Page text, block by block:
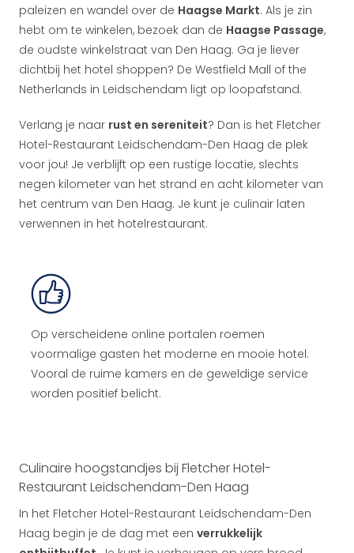
paleizen en wandel over de Haagse Markt. Als je zin
hebt om te winkelen, bezoek dan de Haagse Passage,
de oudste winkelstraat van Den Haag. Ga je liever
dichtbij het hotel shoppen? De Westfield Mall of the
Netherlands in Leidschendam ligt op loopafstand.
Verlang je naar rust en sereniteit? Dan is het Fletcher
Hotel-Restaurant Leidschendam-Den Haag de plek
voor jou! Je verblijft op een rustige locatie, slechts
negen kilometer van het strand en acht kilometer van
het centrum van Den Haag. Je kunt je culinair laten
verwennen in het hotelrestaurant.
Op verscheidene online portalen roemen
voormalige gasten het moderne en mooie hotel.
Vooral de ruime kamers en de geweldige service
worden positief belicht.
Culinaire hoogstandjes bij Fletcher Hotel-
Restaurant Leidschendam-Den Haag
In het Fletcher Hotel-Restaurant Leidschendam-Den
Haag begin je de dag met een verrukkelijk